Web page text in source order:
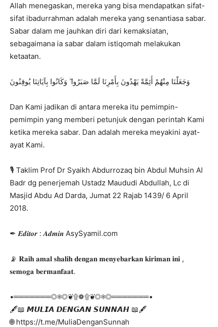
Allah menegaskan, mereka yang bisa mendapatkan sifat-
sifat ibadurrahman adalah mereka yang senantiasa sabar.
Sabar dalam me jauhkan diri dari kemaksiatan,
sebagaimana ia sabar dalam istiqomah melakukan
ketaatan.
وَجَعَلْنَا مِنْهُمْ أَئِمَّةً يَهْدُونَ بِأَمْرِنَا لَمَّا صَبَرُوا ۖ وَكَانُوا بِآيَاتِنَا يُوقِنُونَ
Dan Kami jadikan di antara mereka itu pemimpin-
pemimpin yang memberi petunjuk dengan perintah Kami
ketika mereka sabar. Dan adalah mereka meyakini ayat-
ayat Kami.
🎙 Taklim Prof Dr Syaikh Abdurrozaq bin Abdul Muhsin Al
Badr dg penerjemah Ustadz Maududi Abdullah, Lc di
Masjid Abdu Ad Darda, Jumat 22 Rajab 1439/ 6 April
2018.
✒ 𝑬𝒅𝒊𝒕𝒐𝒓 : 𝑨𝒅𝒎𝒊𝒏 AsySyamil.com
📡 𝐑𝐚𝐢𝐡 𝐚𝐦𝐚𝐥 𝐬𝐡𝐚𝐥𝐢𝐡 𝐝𝐞𝐧𝐠𝐚𝐧 𝐦𝐞𝐧𝐲𝐞𝐛𝐚𝐫𝐤𝐚𝐧 𝐤𝐢𝐫𝐢𝐦𝐚𝐧 𝐢𝐧𝐢 ,
𝐬𝐞𝐦𝐨𝐠𝐚 𝐛𝐞𝐫𝐦𝐚𝐧𝐟𝐚𝐚𝐭.
•═══════◎❅◎❦۩❁۩❦◎❅◎═══════•
🖋📖 𝙈𝙐𝙇𝙄𝘼 𝘿𝙀𝙉𝙂𝘼𝙉 𝙎𝙐𝙉𝙉𝘼𝙃 📖🖋
🌐 https://t.me/MuliaDenganSunnah